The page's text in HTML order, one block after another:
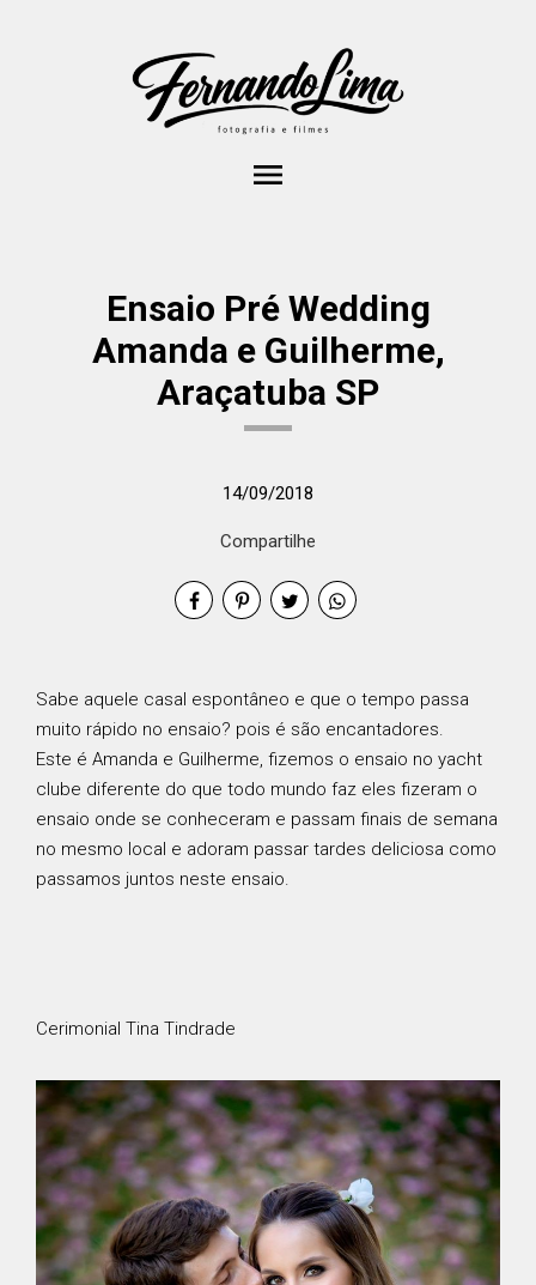
menu
Ensaio Pré Wedding
Amanda e Guilherme,
Araçatuba SP
14/09/2018
Compartilhe
Sabe aquele casal espontâneo e que o tempo passa
muito rápido no ensaio? pois é são encantadores.
Este é Amanda e Guilherme, fizemos o ensaio no yacht
clube diferente do que todo mundo faz eles fizeram o
ensaio onde se conheceram e passam finais de semana
no mesmo local e adoram passar tardes deliciosa como
passamos juntos neste ensaio.
Cerimonial Tina Tindrade